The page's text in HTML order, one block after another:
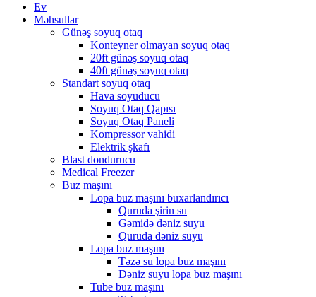
Ev
Məhsullar
Günəş soyuq otaq
Konteyner olmayan soyuq otaq
20ft günəş soyuq otaq
40ft günəş soyuq otaq
Standart soyuq otaq
Hava soyuducu
Soyuq Otaq Qapısı
Soyuq Otaq Paneli
Kompressor vahidi
Elektrik şkafı
Blast dondurucu
Medical Freezer
Buz maşını
Lopa buz maşını buxarlandırıcı
Quruda şirin su
Gəmidə dəniz suyu
Quruda dəniz suyu
Lopa buz maşını
Təzə su lopa buz maşını
Dəniz suyu lopa buz maşını
Tube buz maşını